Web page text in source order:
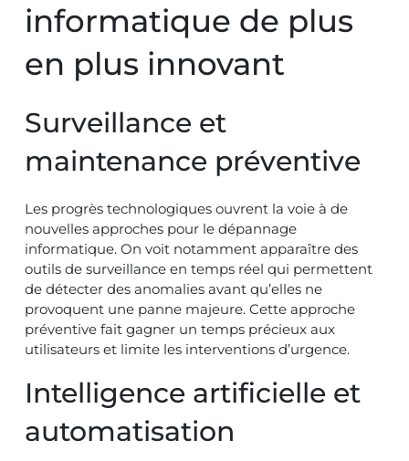
informatique de plus
en plus innovant
Surveillance et
maintenance préventive
Les progrès technologiques ouvrent la voie à de
nouvelles approches pour le dépannage
informatique. On voit notamment apparaître des
outils de surveillance en temps réel qui permettent
de détecter des anomalies avant qu’elles ne
provoquent une panne majeure. Cette approche
préventive fait gagner un temps précieux aux
utilisateurs et limite les interventions d’urgence.
Intelligence artificielle et
automatisation